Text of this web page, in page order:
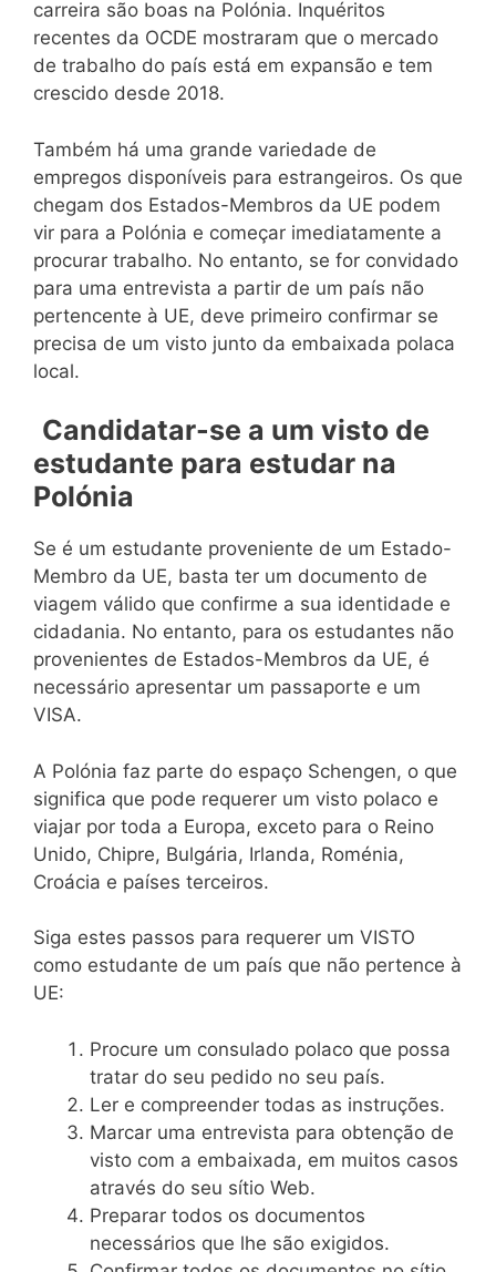
carreira são boas na Polónia. Inquéritos
recentes da OCDE mostraram que o mercado
de trabalho do país está em expansão e tem
crescido desde 2018.
Também há uma grande variedade de
empregos disponíveis para estrangeiros. Os que
chegam dos Estados-Membros da UE podem
vir para a Polónia e começar imediatamente a
procurar trabalho. No entanto, se for convidado
para uma entrevista a partir de um país não
pertencente à UE, deve primeiro confirmar se
precisa de um visto junto da embaixada polaca
local.
Candidatar-se a um visto de
estudante para estudar na
Polónia
Se é um estudante proveniente de um Estado-
Membro da UE, basta ter um documento de
viagem válido que confirme a sua identidade e
cidadania. No entanto, para os estudantes não
provenientes de Estados-Membros da UE, é
necessário apresentar um passaporte e um
VISA.
A Polónia faz parte do espaço Schengen, o que
significa que pode requerer um visto polaco e
viajar por toda a Europa, exceto para o Reino
Unido, Chipre, Bulgária, Irlanda, Roménia,
Croácia e países terceiros.
Siga estes passos para requerer um VISTO
como estudante de um país que não pertence à
UE:
Procure um consulado polaco que possa
tratar do seu pedido no seu país.
Ler e compreender todas as instruções.
Marcar uma entrevista para obtenção de
visto com a embaixada, em muitos casos
através do seu sítio Web.
Preparar todos os documentos
necessários que lhe são exigidos.